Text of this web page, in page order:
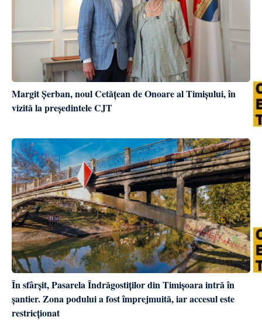
Margit Șerban, noul Cetățean de Onoare al Timișului, în
vizită la președintele CJT
În sfârșit, Pasarela Îndrăgostiților din Timișoara intră în
șantier. Zona podului a fost împrejmuită, iar accesul este
restricționat